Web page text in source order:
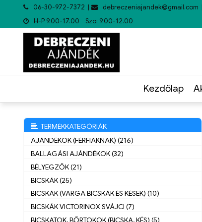
06-30-972-7372 debreczeniajandek@gmail.com
H-P 9.00-17.00 Szo: 9.00-12.00
Kezdőlap
TERMÉKKATEGÓRIÁK
AJÁNDÉKOK (FÉRFIAKNAK) (216)
BALLAGÁSI AJÁNDÉKOK (32)
BÉLYEGZŐK (21)
BICSKÁK (25)
BICSKÁK (VARGA BICSKÁK ÉS KÉSEK) (10)
BICSKÁK VICTORINOX SVÁJCI (7)
BICSKATOK, BŐRTOKOK (BICSKA, KÉS) (5)